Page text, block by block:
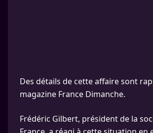
Des détails de cette affaire sont
magazine France Dimanche.
Frédéric Gilbert, président de la